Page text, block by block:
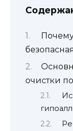
очистки